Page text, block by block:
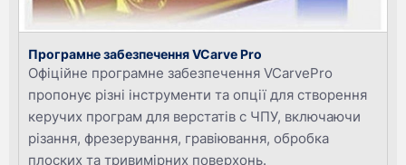
Програмне забезпечення VCarve Pro
Офіційне програмне забезпечення VCarvePro
пропонує різні інструменти та опції для створення
керучих програм для верстатів с ЧПУ, включаючи
різання, фрезерування, гравіювання, обробка
плоских та тривимірних поверхонь.